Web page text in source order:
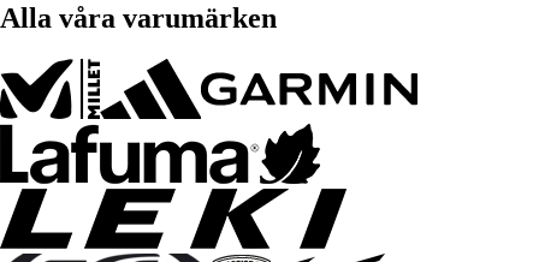
Alla våra varumärken